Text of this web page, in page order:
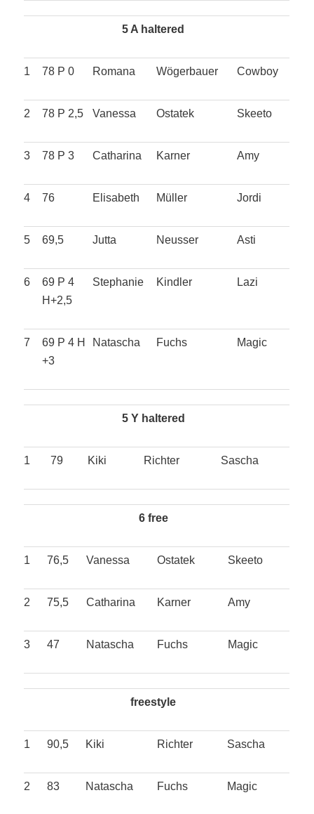
5 A haltered
1 78 P 0 Romana Wögerbauer Cowboy
2 78 P 2,5 Vanessa Ostatek Skeeto
3 78 P 3 Catharina Karner Amy
4 76 Elisabeth Müller Jordi
5 69,5 Jutta Neusser Asti
6
69 P 4
H+2,5
Stephanie Kindler Lazi
7
69 P 4 H
+3
Natascha Fuchs Magic
5 Y haltered
1 79 Kiki Richter Sascha
6 free
1 76,5 Vanessa Ostatek Skeeto
2 75,5 Catharina Karner Amy
3 47 Natascha Fuchs Magic
freestyle
1 90,5 Kiki Richter Sascha
2 83 Natascha Fuchs Magic